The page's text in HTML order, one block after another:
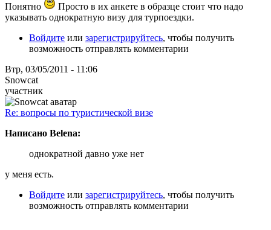
Понятно
Просто в их анкете в образце стоит что надо
указывать однократную визу для турпоездки.
Войдите или зарегистрируйтесь, чтобы получить
возможность отправлять комментарии
Втр, 03/05/2011 - 11:06
Snowcat
участник
Re: вопросы по туристической визе
Написано Belena:
однократной давно уже нет
у меня есть.
Войдите или зарегистрируйтесь, чтобы получить
возможность отправлять комментарии